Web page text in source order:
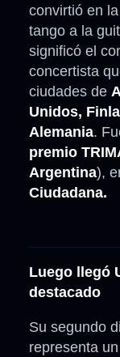
convirtió en
tango a la
significó el
concertista
ciudades de
Unidos,
Alemania.
premio
Argentina),
Ciudadana.
Luego llegó
destacado
Su segundo
representa